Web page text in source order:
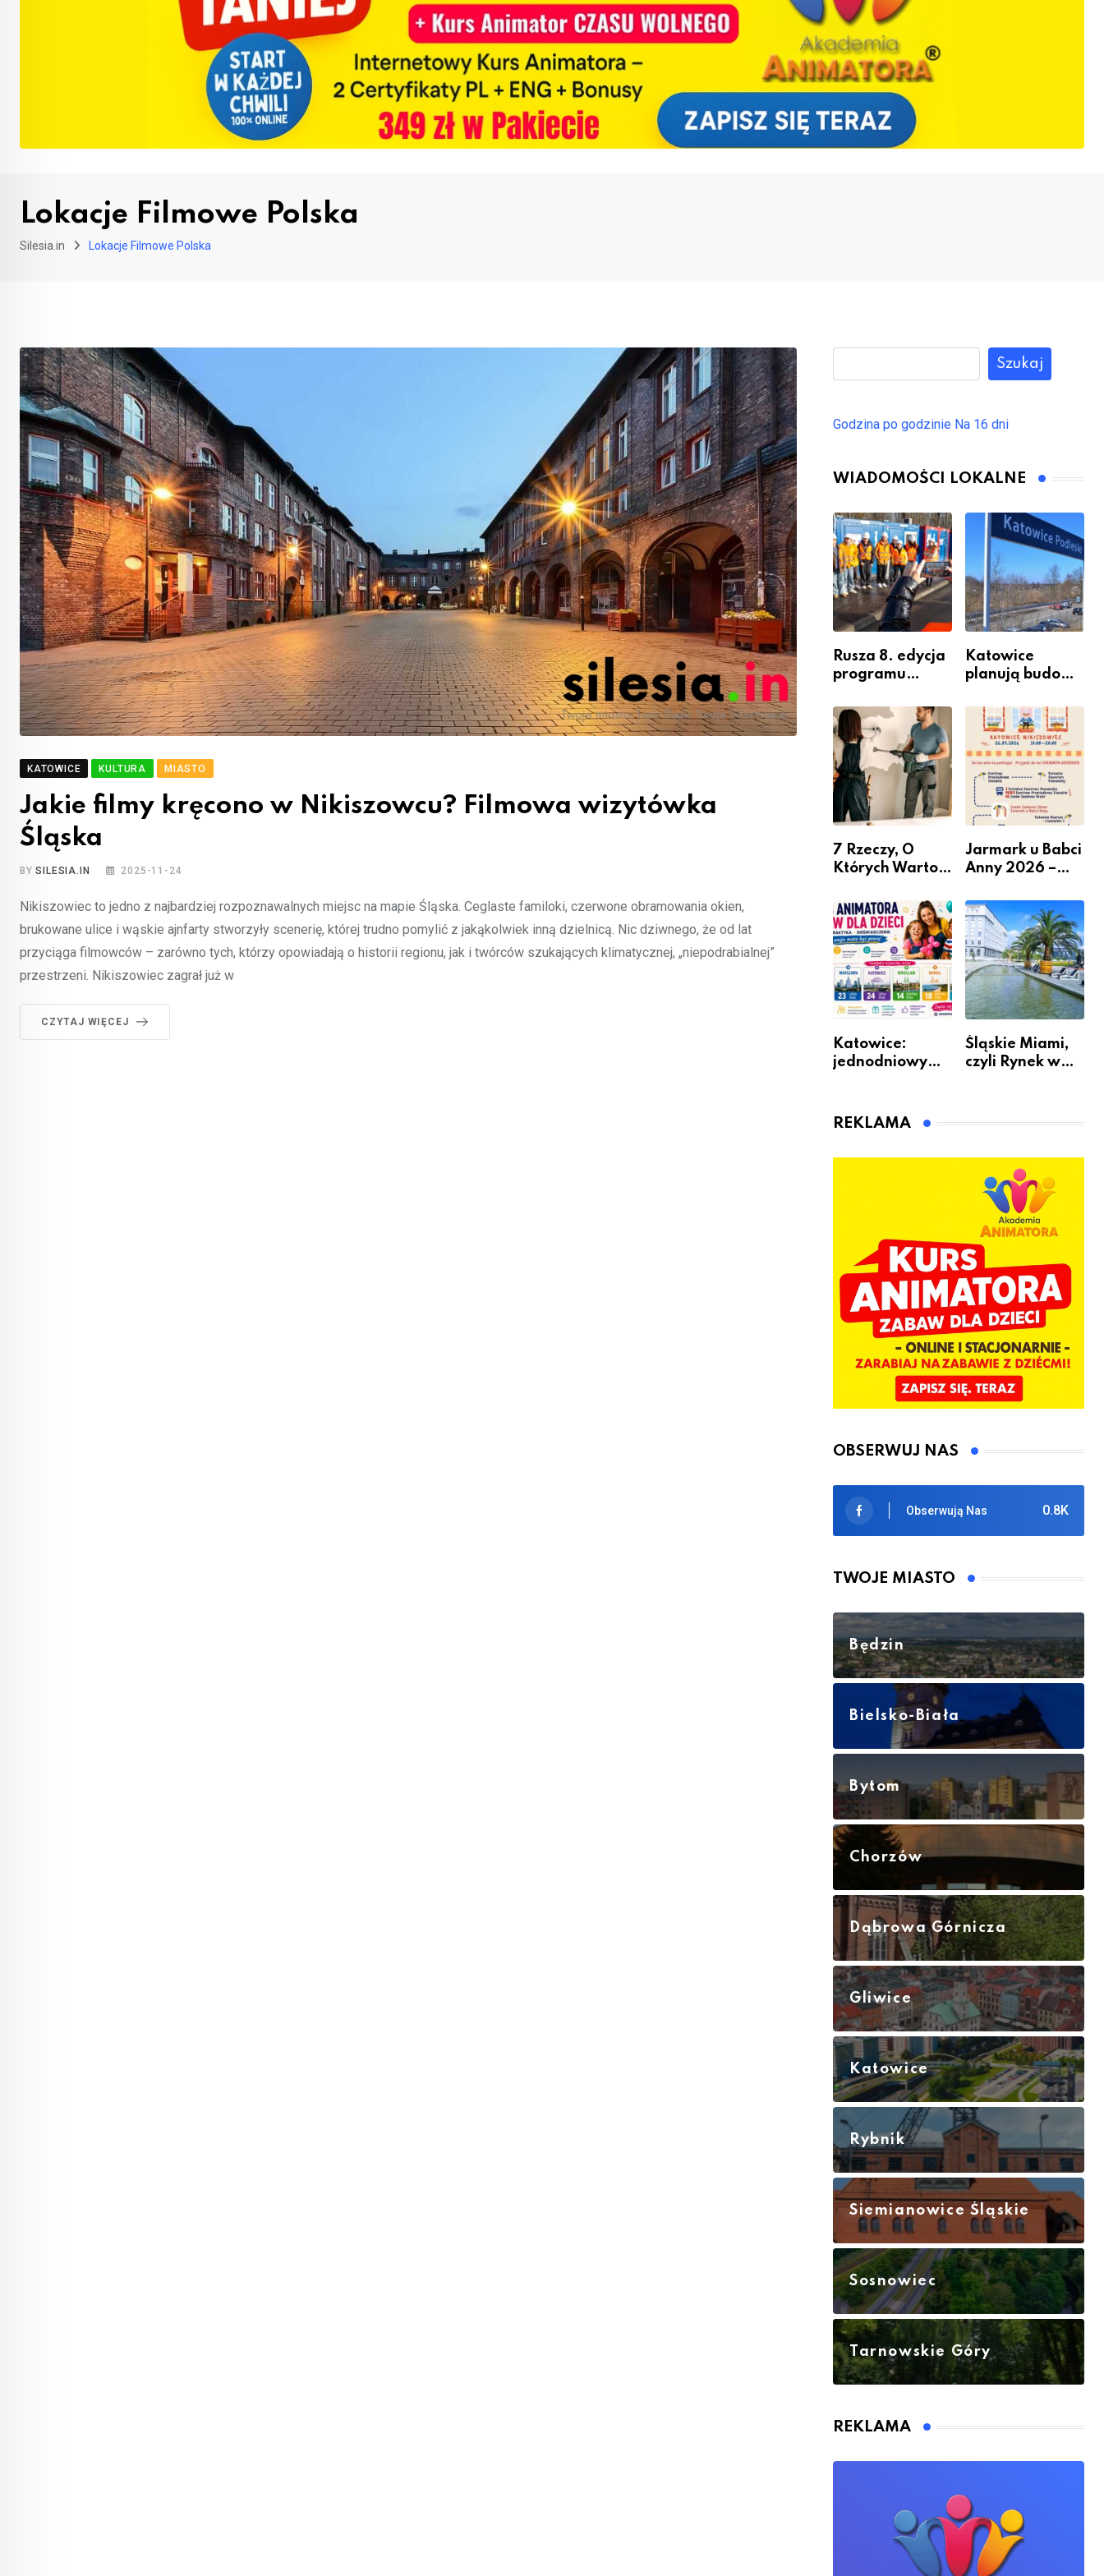
Lokacje Filmowe Polska
Silesia.in Lokacje Filmowe Polska
KATOWICE KULTURA MIASTO
Jakie filmy kręcono w Nikiszowcu? Filmowa wizytówka
Śląska
BYSILESIA.IN 2025-11-24
Nikiszowiec to jedno z najbardziej rozpoznawalnych miejsc na mapie Śląska. Ceglaste familoki, czerwone obramowania okien,
brukowane ulice i wąskie ajnfarty stworzyły scenerię, której trudno pomylić z jakąkolwiek inną dzielnicą. Nic dziwnego, że od lat
przyciąga filmowców – zarówno tych, którzy opowiadają o historii regionu, jak i twórców szukających klimatycznej, „niepodrabialnej”
przestrzeni. Nikiszowiec zagrał już w
CZYTAJ WIĘCEJ
Szukaj
Godzina po godzinie Na 16 dni
WIADOMOŚCI LOKALNE
Rusza 8. edycja
programu
Miastem
Fachowców” –
nabór dla
przedsiębiorców
Katowice
planują budowę
przesiadkoweg
o w Podlesiu
7 Rzeczy, O
Których Warto
Remontem
Mieszkania
Jarmark u Babci
Anny 2026 –
Katowice:
jednodniowy
animatora
Śląskie Miami,
czyli Rynek w
REKLAMA
OBSERWUJ NAS
0.8K
Obserwują Nas
TWOJE MIASTO
Będzin
Bielsko-Biała
Bytom
Chorzów
Dąbrowa Górnicza
Gliwice
Katowice
Rybnik
Siemianowice Śląskie
Sosnowiec
Tarnowskie Góry
REKLAMA